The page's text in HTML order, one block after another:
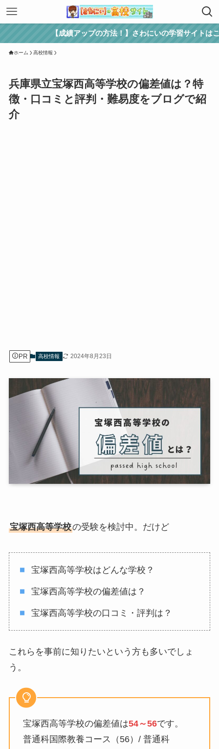
成績アップの方法！】さわにいの学習サイトはこちら
ホーム 高校情報
兵庫県立宝塚西高等学校の偏差値は？特
徴・口コミと評判・難易度をブログで紹
介
PR 高校情報 2024年8月23日
宝塚西高等学校の受験を検討中。だけど
宝塚西高等学校はどんな学校？
宝塚西高等学校の偏差値は？
宝塚西高等学校の口コミ・評判は？
これらを事前に知りたいという方も多いでしょ
う。
宝塚西高等学校の偏差値は54～56です。
普通科国際教養コース（56）/ 普通科